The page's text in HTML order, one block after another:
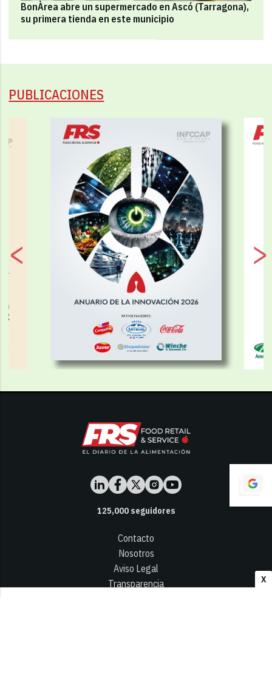
X
BonÀrea abre un supermercado en Ascó (Tarragona),
su primera tienda en este municipio
PUBLICACIONES
125,000seguidores
Contacto
Nosotros
Aviso Legal
Transparencia